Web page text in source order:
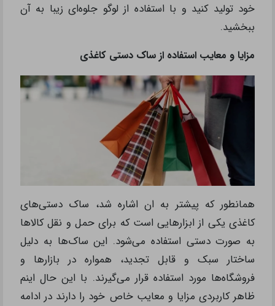
خود تولید کنید و با استفاده از لوگو جلوه‌ای زیبا به آن
ببخشید.
مزایا و معایب استفاده از ساک دستی کاغذی
همانطور که پیشتر به ان اشاره شد، ساک دستی‌های
کاغذی یکی از ابزارهایی است که برای حمل و نقل کالاها
به صورت دستی استفاده می‌شود. این ساک‌ها به دلیل
ساختار سبک و قابل تجدید، همواره در بازارها و
فروشگاه‌ها مورد استفاده قرار می‌گیرند. با این حال اینم
ظاهر کاربردی مزایا و معایب خاص خود را دارند در ادامه